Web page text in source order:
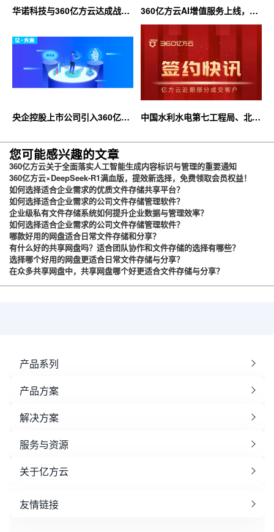
华诺科技与360亿方云达成战略
360亿方云AI增值服务上线，超
大限时优惠等你来！
央企控股上市公司引入360亿方
台
中国水利水电第七工程局、北京
您可能感兴趣的文章
360亿方云关于全面落实人工智能生成内容标识与管理的重要通知
360亿方云×DeepSeek-R1满血版，提效新选择，免费领取会员权益！
如何选择适合企业需求的优质文件存储共享平台？
如何选择适合企业需求的公司文件存储管理软件？
企业级私有文件存储系统如何提升企业数据与管理效率？
如何选择适合企业需求的公司文件存储管理软件？
哪款好用的网盘适合日常文件存储和分享？
有什么好的共享网盘吗？适合团队协作和文件存储的选择有哪些？
选择哪个好用的网盘更适合日常文件存储与分享？
在众多共享网盘中，共享网盘哪个好更适合文件存储与分享？
产品系列
产品方案
解决方案
服务与资源
关于亿方云
友情链接